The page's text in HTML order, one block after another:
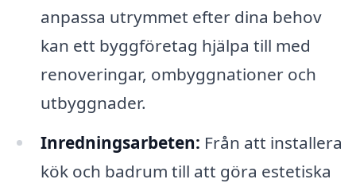
anpassa utrymmet efter dina behov
kan ett byggföretag hjälpa till med
renoveringar, ombyggnationer och
utbyggnader.
Inredningsarbeten: Från att installera
kök och badrum till att göra estetiska